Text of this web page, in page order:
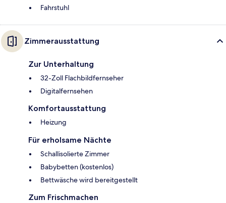
Fahrstuhl
Zimmerausstattung
Zur Unterhaltung
32-Zoll Flachbildfernseher
Digitalfernsehen
Komfortausstattung
Heizung
Für erholsame Nächte
Schallisolierte Zimmer
Babybetten (kostenlos)
Bettwäsche wird bereitgestellt
Zum Frischmachen